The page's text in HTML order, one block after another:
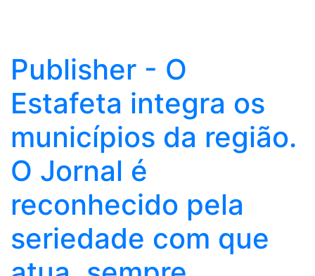
Publisher - O
Estafeta integra os
municípios da região.
O Jornal é
reconhecido pela
seriedade com que